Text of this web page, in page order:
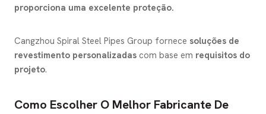
proporciona uma excelente proteção.
Cangzhou Spiral Steel Pipes Group fornece soluções de
revestimento personalizadas com base em requisitos do
projeto.
Como Escolher O Melhor Fabricante De